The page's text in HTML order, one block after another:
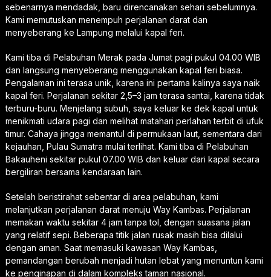
sebenarnya mendadak, baru direncanakan sehari sebelumnya.
Kami memutuskan menempuh perjalanan darat dan
menyeberang ke Lampung melalui kapal feri.
Kami tiba di Pelabuhan Merak pada Jumat pagi pukul 04.00 WIB
dan langsung menyeberang menggunakan kapal feri biasa.
Pengalaman ini terasa unik, karena ini pertama kalinya saya naik
kapal feri. Perjalanan sekitar 2,5–3 jam terasa santai, karena tidak
terburu-buru. Menjelang subuh, saya keluar ke dek kapal untuk
menikmati udara pagi dan melihat matahari perlahan terbit di ufuk
timur. Cahaya jingga memantul di permukaan laut, sementara dari
kejauhan, Pulau Sumatra mulai terlihat. Kami tiba di Pelabuhan
Bakauheni sekitar pukul 07.00 WIB dan keluar dari kapal secara
bergiliran bersama kendaraan lain.
Setelah beristirahat sebentar di area pelabuhan, kami
melanjutkan perjalanan darat menuju Way Kambas. Perjalanan
memakan waktu sekitar 4 jam tanpa tol, dengan suasana jalan
yang relatif sepi. Beberapa titik jalan rusak masih bisa dilalui
dengan aman. Saat memasuki kawasan Way Kambas,
pemandangan berubah menjadi hutan lebat yang menuntun kami
ke penginapan di dalam kompleks taman nasional.